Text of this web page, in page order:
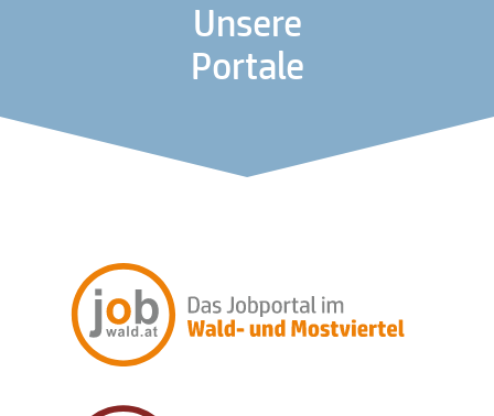
Unsere
Portale